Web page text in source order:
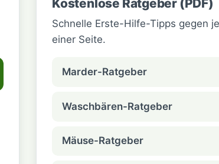
Kostenlose Ratgeber (PDF)
Schnelle Erste-Hilfe-Tipps gegen
einer Seite.
Marder-Ratgeber
Waschbären-Ratgeber
Mäuse-Ratgeber